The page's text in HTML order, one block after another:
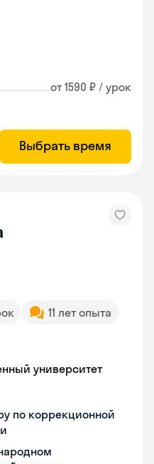
от 1590 ₽ / урок
Выбрать время
11 лет опыта
университет
по коррекционной